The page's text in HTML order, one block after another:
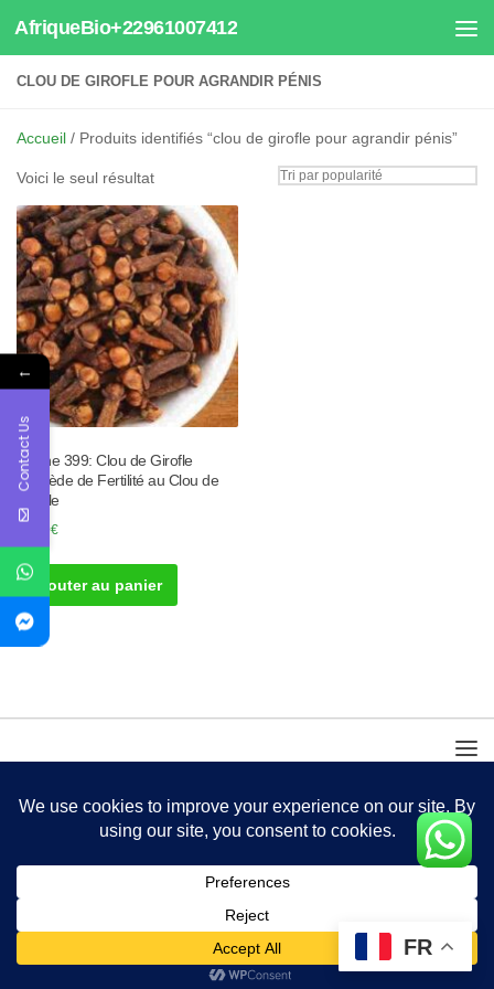
Au dessous du contenu
AfriqueBio+22961007412
CLOU DE GIROFLE POUR AGRANDIR PÉNIS
Accueil / Produits identifiés “clou de girofle pour agrandir pénis”
Voici le seul résultat
Tisane 399: Clou de Girofle
Remède de Fertilité au Clou de
Girofle
30.00€
Ajouter au panier
FR
←
Contact Us